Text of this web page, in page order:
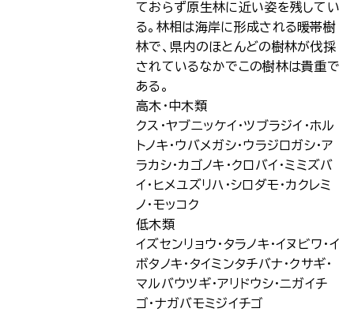
ておらず原生林に近い姿を残してい
る。林相は海岸に形成される暖帯樹
林で、県内のほとんどの樹林が伐採
されているなかでこの樹林は貴重で
ある。
高木・中木類
クス・ヤブニッケイ・ツブラジイ・ホル
トノキ・ウバメガシ・ウラジロガシ・ア
ラカシ・カゴノキ・クロバイ・ミミズバ
イ・ヒメユズリハ・シロダモ・カクレミ
ノ・モッコク
低木類
イズセンリョウ・タラノキ・イヌビワ・イ
ボタノキ・タイミンタチバナ・クサギ・
マルバウツギ・アリドウシ・ニガイチ
ゴ・ナガバモミジイチゴ